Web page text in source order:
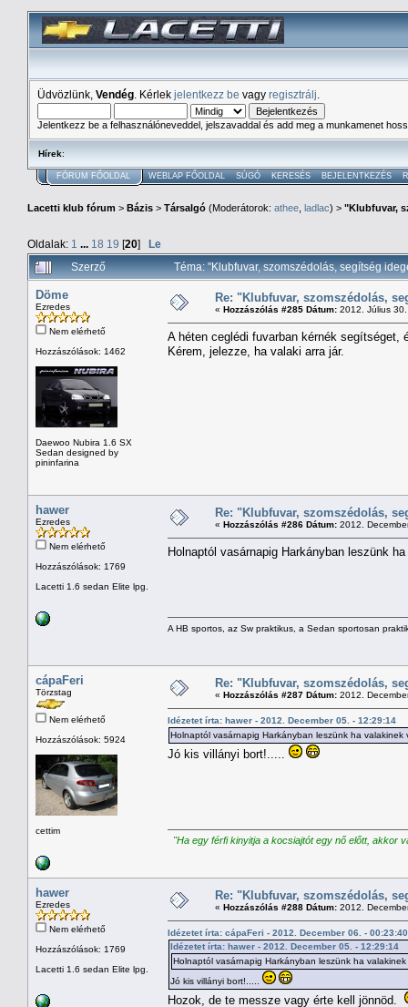
Üdvözlünk, Vendég . Kérlek jelentkezz be vagy regisztrálj
Jelentkezz be a felhasználóneveddel, jelszavaddal és add meg a munkamenet
Hírek:
FÓRUM FŐOLDAL WEBLAP FŐOLDAL SÚGÓ KERESÉS BEJELENTKEZÉS
Lacetti klub fórum > Bázis > Társalgó (Moderátorok: athee ladlac) > "Klubfuvar,
Oldalak: 1 ... 18 19 [20] Le
Szerző
Téma: "Klubfuvar, szomszédolás, segítség
Döme
Ezredes
Nem elérhető
Hozzászólások: 1462
Daewoo Nubira 1.6 SX
Sedan designed by
pininfarina
Re: "Klubfuvar, szomszédolás,
« Hozzászólás #285 Dátum: 2012. Július
A héten ceglédi fuvarban kérnék segítséget,
Kérem, jelezze, ha valaki arra jár.
hawer
Ezredes
Nem elérhető
Hozzászólások: 1769
Lacetti 1.6 sedan Elite lpg.
Re: "Klubfuvar, szomszédolás,
« Hozzászólás #286 Dátum: 2012.
Holnaptól vasárnapig Harkányban leszünk
A HB sportos, az Sw praktikus, a Sedan sportosan
cápaFeri
Törzstag
Nem elérhető
Hozzászólások: 5924
cettim
Re: "Klubfuvar, szomszédolás,
« Hozzászólás #287 Dátum: 2012.
Idézetet írta: hawer - 2012. December 05. - 12:29:14
Holnaptól vasárnapig Harkányban leszünk ha
Jó kis villányi bort!.....
"Ha egy férfi kinyitja a kocsiajtót egy nő előtt, akkor
hawer
Ezredes
Nem elérhető
Hozzászólások: 1769
Lacetti 1.6 sedan Elite lpg.
Re: "Klubfuvar, szomszédolás,
« Hozzászólás #288 Dátum: 2012.
Idézetet írta: cápaFeri - 2012. December 06. - 00:23:40
Idézetet írta: hawer - 2012. December 05. - 12:29:14
Holnaptól vasárnapig Harkányban leszünk ha
Jó kis villányi bort!.....
Hozok, de te messze vagy érte kell jönnöd.